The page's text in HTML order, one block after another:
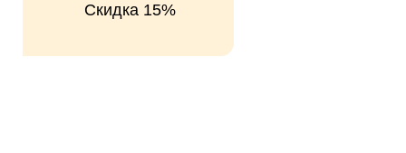
Скидка 15%